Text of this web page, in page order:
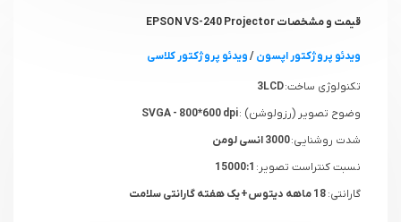
قیمت و مشخصات EPSON VS-240 Projector
ویدئو پروژکتور اپسون/ویدئو پروژکتور کلاسی
تکنولوژی ساخت:3LCD
وضوح تصویر (رزولوشن) :
شدت روشنایی:3000 انسی لومن
نسبت کنتراست تصویر:
گارانتی: